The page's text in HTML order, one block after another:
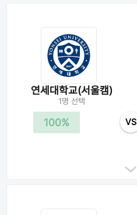
연세대학교(서울캠)
1명 선택
100% VS